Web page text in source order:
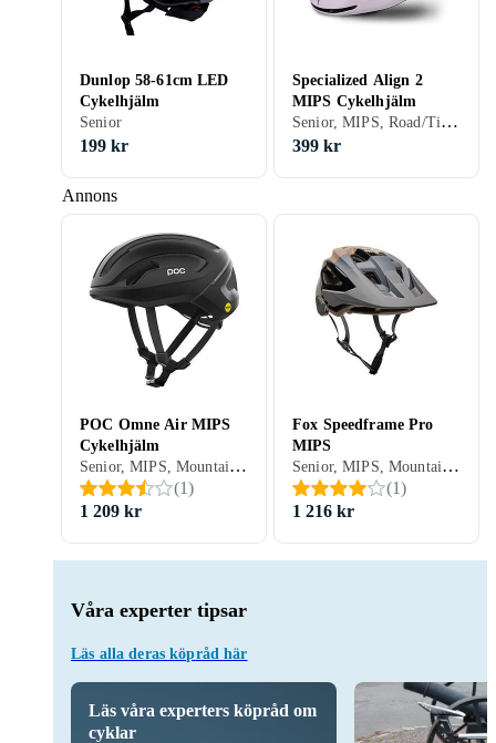
Annons
Våra experter tipsar
Läs alla deras köpråd här
Läs våra experters köpråd om
cyklar
Dunlop 58-61cm LED
Cykelhjälm
Senior
199 kr
Specialized Align 2
MIPS Cykelhjälm
Senior, MIPS, Road/Time trial, Stad/Pendling
399 kr
POC Omne Air MIPS
Cykelhjälm
Senior, MIPS, Mountainbike/Downhill/Trail, Road/Time trial, Stad/Pendling
(1)
1 209 kr
Fox Speedframe Pro
MIPS
Senior, MIPS, Mountainbike/Downhill/Trail, BMX/Dirt, Öppen
(1)
1 216 kr